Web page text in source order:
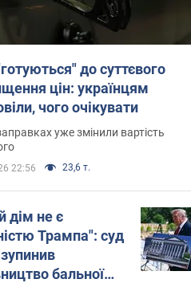
до суттєвого
цін: українцям
чого очікувати
уже змінили вартість
22:56 23,6 т.
дім не є
Трампа": суд
бальної